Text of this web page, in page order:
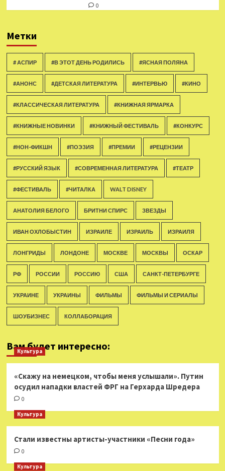
0
Метки
# АСПИР #В ЭТОТ ДЕНЬ РОДИЛИСЬ #ЯСНАЯ ПОЛЯНА
#АНОНС #ДЕТСКАЯ ЛИТЕРАТУРА #ИНТЕРВЬЮ #КИНО
#КЛАССИЧЕСКАЯ ЛИТЕРАТУРА #КНИЖНАЯ ЯРМАРКА
#КНИЖНЫЕ НОВИНКИ #КНИЖНЫЙ ФЕСТИВАЛЬ #КОНКУРС
#НОН-ФИКШН #ПОЭЗИЯ #ПРЕМИИ #РЕЦЕНЗИИ
#РУССКИЙ ЯЗЫК #СОВРЕМЕННАЯ ЛИТЕРАТУРА #ТЕАТР
#ФЕСТИВАЛЬ #ЧИТАЛКА WALT DISNEY
АНАТОЛИЯ БЕЛОГО БРИТНИ СПИРС ЗВЕЗДЫ
ИВАН ОХЛОБЫСТИН ИЗРАИЛЕ ИЗРАИЛЬ ИЗРАИЛЯ
ЛОНГРИДЫ ЛОНДОНЕ МОСКВЕ МОСКВЫ ОСКАР
РФ РОССИИ РОССИЮ США САНКТ-ПЕТЕРБУРГЕ
УКРАИНЕ УКРАИНЫ ФИЛЬМЫ ФИЛЬМЫ И СЕРИАЛЫ
ШОУБИЗНЕС КОЛЛАБОРАЦИЯ
Вам будет интересно:
Культура
«Скажу на немецком, чтобы меня услышали». Путин
осудил нападки властей ФРГ на Герхарда Шредера
0
Культура
Стали известны артисты-участники «Песни года»
0
Культура